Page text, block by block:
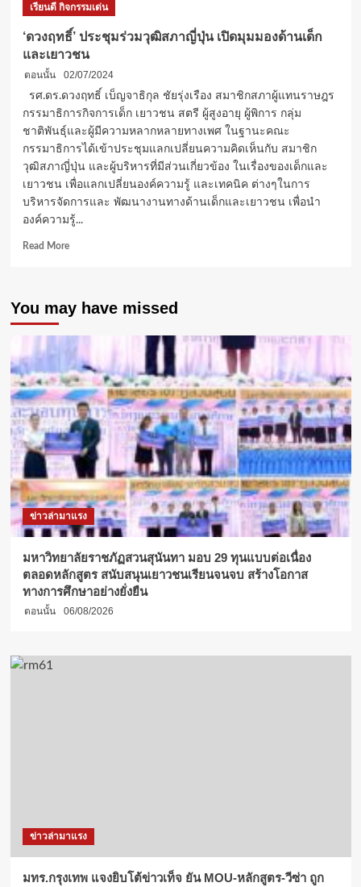
เรียนดี กิจกรรมเด่น
‘ดวงฤทธิ์’ ประชุมร่วมวุฒิสภาญี่ปุ่น เปิดมุมมองด้านเด็ก
และเยาวชน
ตอนนั้น
02/07/2024
รศ.ดร.ดวงฤทธิ์ เบ็ญจาธิกุล ชัยรุ่งเรือง สมาชิกสภาผู้แทนราษฎร
กรรมาธิการกิจการเด็ก เยาวชน สตรี ผู้สูงอายุ ผู้พิการ กลุ่ม
ชาติพันธุ์และผู้มีความหลากหลายทางเพศ ในฐานะคณะ
กรรมาธิการได้เข้าประชุมแลกเปลี่ยนความคิดเห็นกับ​ สมาชิก
วุฒิสภาญี่ปุ่น​ และผู้บริหารที่มีส่วนเกี่ยวข้อง ในเรื่องของเด็กและ
เยาวชน เพื่อแลกเปลี่ยนองค์ความรู้ และเทคนิค ต่างๆในการ
บริหารจัดการและ พัฒนางานทางด้านเด็กและเยาวชน เพื่อนำ
องค์ความรู้...
Read MoreRead
ฤทธิ์’
ประชุม
ร่วม
ญี่ปุ่น
เปิด
มุม
มอง
ด้าน
เด็ก
และ
เยาวชน
You may have missed
ข่าวล่ามาแรง
มหาวิทยาลัยราชภัฏสวนสุนันทา มอบ 29 ทุนแบบต่อเนื่อง
ตลอดหลักสูตร สนับสนุนเยาวชนเรียนจนจบ สร้างโอกาส
ทางการศึกษาอย่างยั่งยืน
ตอนนั้น 06/08/2026
ข่าวล่ามาแรง
มทร.กรุงเทพ แจงยิบโต้ข่าวเท็จ ยัน MOU-หลักสูตร-วีซ่า ถูก